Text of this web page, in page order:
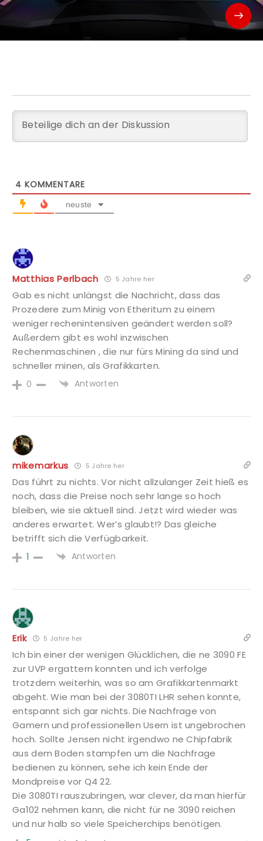
4 KOMMENTARE
neuste
Matthias Perlbach 5 Jahre her
Gab es nicht unlängst die Nachricht, dass das
Prozedere zum Minig von Etheritum zu einem
weniger rechenintensiven geändert werden soll?
Außerdem gibt es wohl inzwischen
Rechenmaschinen , die nur fürs Mining da sind und
schneller minen, als Grafikkarten.
0 Antworten
mikemarkus 5 Jahre her
Das führt zu nichts. Vor nicht allzulanger Zeit hieß es
noch, dass die Preise noch sehr lange so hoch
bleiben, wie sie aktuell sind. Jetzt wird wieder was
anderes erwartet. Wer’s glaubt!? Das gleiche
betrifft sich die Verfügbarkeit.
1 Antworten
Erik 5 Jahre her
Ich bin einer der wenigen Glücklichen, die ne 3090 FE
zur UVP ergattern konnten und ich verfolge
trotzdem weiterhin, was so am Grafikkartenmarkt
abgeht. Wie man bei der 3080TI LHR sehen konnte,
entspannt sich gar nichts. Die Nachfrage von
Gamern und professionellen Usern ist ungebrochen
hoch. Sollte Jensen nicht irgendwo ne Chipfabrik
aus dem Boden stampfen um die Nachfrage
bedienen zu können, sehe ich kein Ende der
Mondpreise vor Q4 22.
Die 3080TI rauszubringen, war clever, da man hierfür
Ga102 nehmen kann, die nicht für ne 3090 reichen
und nur halb so viele Speicherchips benötigen.